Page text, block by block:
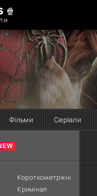
Фільми Серіали
Короткометржні
Кримінал